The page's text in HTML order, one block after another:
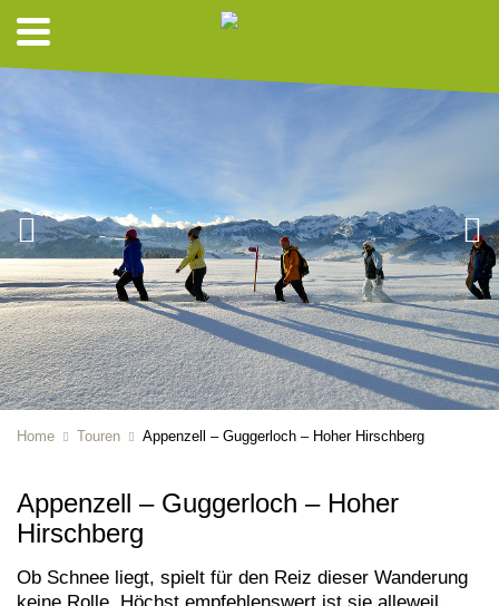
Home Touren Appenzell – Guggerloch – Hoher Hirschberg
Appenzell – Guggerloch – Hoher
Hirschberg
Ob Schnee liegt, spielt für den Reiz dieser Wanderung
keine Rolle. Höchst empfehlenswert ist sie alleweil.